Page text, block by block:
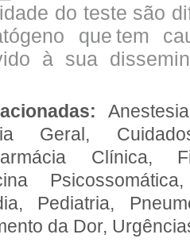
do teste são
que tem
à sua
Geral,
Clínica,
Pediatria,
da Dor,